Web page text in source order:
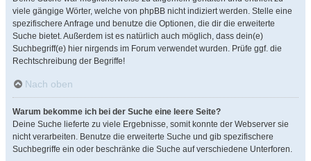
viele gängige Wörter, welche von phpBB nicht indiziert werden. Stelle eine
spezifischere Anfrage und benutze die Optionen, die dir die erweiterte
Suche bietet. Außerdem ist es natürlich auch möglich, dass dein(e)
Suchbegriff(e) hier nirgends im Forum verwendet wurden. Prüfe ggf. die
Rechtschreibung der Begriffe!
Nach oben
Warum bekomme ich bei der Suche eine leere Seite?
Deine Suche lieferte zu viele Ergebnisse, somit konnte der Webserver sie
nicht verarbeiten. Benutze die erweiterte Suche und gib spezifischere
Suchbegriffe ein oder beschränke die Suche auf verschiedene Unterforen.